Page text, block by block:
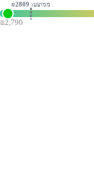
₪2,790
ממוצע: ₪ 2809